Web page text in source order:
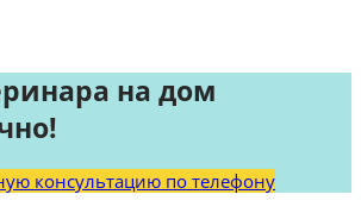
на дом
консультацию по телефону